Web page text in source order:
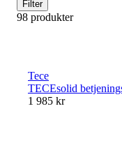
Filter
98 produkter
Tece
TECEsolid
1 985 kr